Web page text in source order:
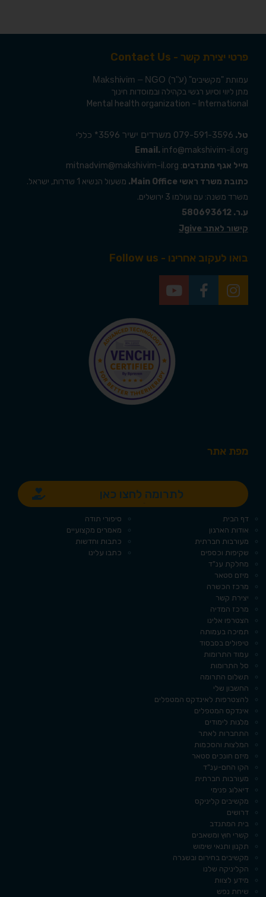
מפת אתר
לתרומה לחצו כאן
דף הבית
אודות הארגון
מעורבות חברתית
שקיפות וכספים
מחלקת ענ"ד
מיזם סטאר
מרכז הכשרה
יצירת קשר
מרכז המדיה
הצטרפו אלינו
תמיכה בעמותה
טיפולים בסבסוד
עמוד התרומות
סל התרומות
תשלום התרומה
החשבון שלי
להצטרפות לאינדקס המטפלים
אינדקס המטפלים
מלגות לימודים
התחברות לאתר
המלצות והסכמות
מיזם חונכים סטאר
הקו החם-ענ"ד
מעורבות חברתית
דיאלוג פנימי
מקשיבים קליניקס
דרושים
בית המתנדב
קשרי חוץ ומשאבים
תקנון ותנאי שימוש
מקשיבים בחירום ובשגרה
הקליניקה שלנו
מידע לצוות
שיחת נפש
סיפורי תודה
מאמרים מקצועיים
כתבות וחדשות
כתבו עלינו
פרטי יצירת קשר - Contact Us
עמותת "מקשיבים" (ע"ר) Makshivim – NGO
מתן ליווי וסיוע רגשי בקהילה ובמוסדות חינוך
Mental health organization – International
טל. 079-591-3596 משרדים ישיר 3596* כללי
Email. info@makshivim-il.org
מייל אגף מתנדבים: mitnadvim@makshivim-il.org
כתובת משרד ראשי Main Office.
משעול הנשיא 1 שדרות, ישראל.
משרד משנה: עם ועולמו 3 ירושלים.
ע.ר. 580693612
קישור לאתר Jgive
בואו לעקוב אחרינו - Follow us